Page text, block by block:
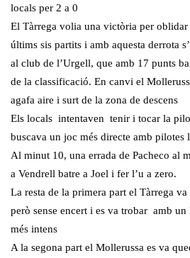
locals per 2 a 0
El Tàrrega volia una victòria per oblidar
últims sis partits i amb aquesta derrota
al club de l’Urgell, que amb 17 punts
de la classificació. En canvi el
agafa aire i surt de la zona de descens
Els locals intentaven tenir i tocar la
buscava un joc més directe amb pilotes
Al minut 10, una errada de Pacheco al
a Vendrell batre a Joel i fer l’u a zero.
La resta de la primera part el Tàrrega
però sense encert i es va trobar amb
més intens
A la segona part el Mollerussa es va